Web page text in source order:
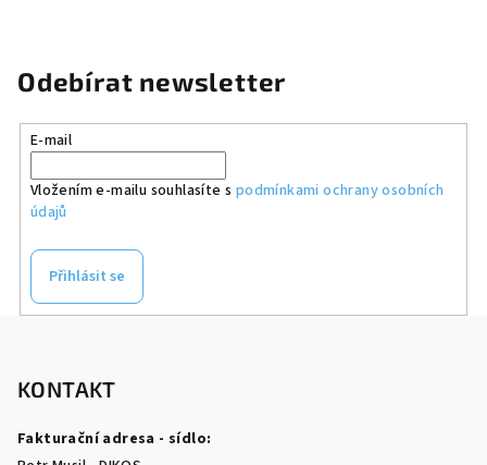
Odebírat newsletter
E-mail
Vložením e-mailu souhlasíte s podmínkami ochrany osobních
údajů
Přihlásit se
KONTAKT
Fakturační adresa - sídlo: